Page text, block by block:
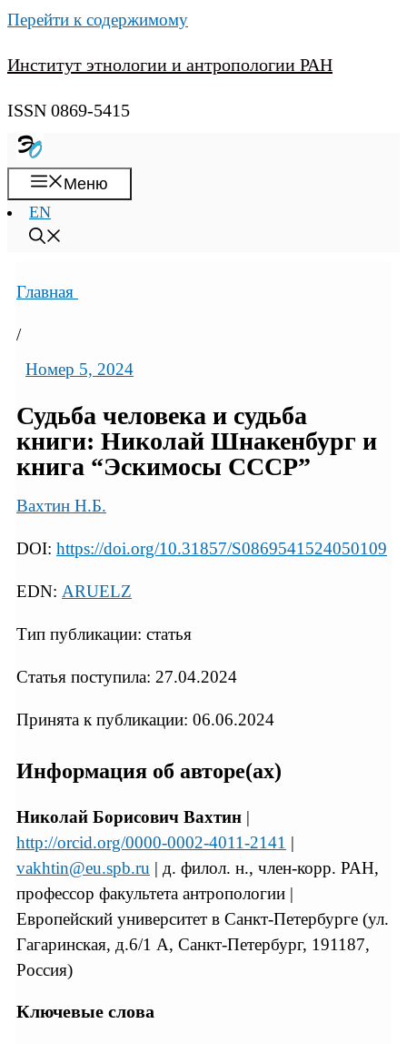
Перейти к содержимому
Институт этнологии и антропологии РАН
ISSN 0869-5415
Меню
EN
Главная
/
Номер 5, 2024
Судьба человека и судьба
книги: Николай Шнакенбург и
книга “Эскимосы СССР”
Вахтин Н.Б.
DOI: https://doi.org/10.31857/S0869541524050109
EDN: ARUELZ
Тип публикации: статья
Статья поступила: 27.04.2024
Принята к публикации: 06.06.2024
Информация об авторе(ах)
Николай Борисович Вахтин |
http://orcid.org/0000-0002-4011-2141 |
vakhtin@eu.spb.ru | д. филол. н., член-корр. РАН,
профессор факультета антропологии |
Европейский университет в Санкт-Петербурге (ул.
Гагаринская, д.6/1 А, Санкт-Петербург, 191187,
Россия)
Ключевые слова